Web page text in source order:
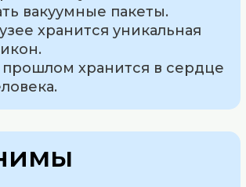
вакуумные пакеты.
хранится уникальная
прошлом хранится в сердце